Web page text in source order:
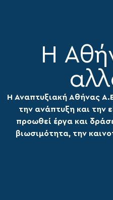
Η
Η Αναπτυξιακή Αθήνας
την ανάπτυξη και την
προωθεί έργα και
βιωσιμότητα, την